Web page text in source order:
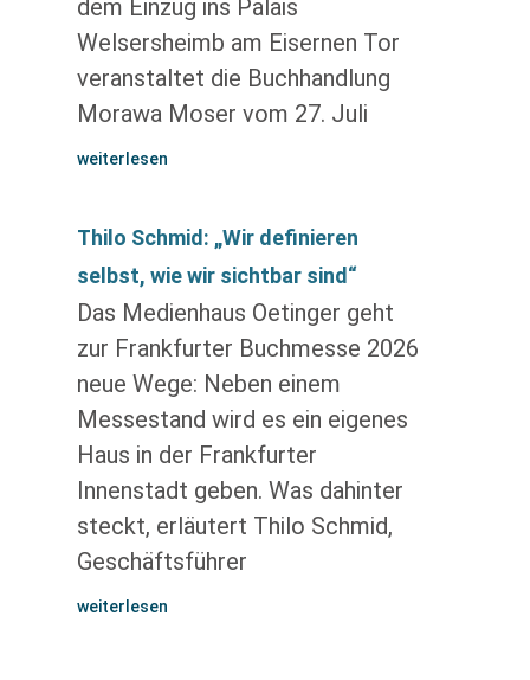
dem Einzug ins Palais
Welsersheimb am Eisernen Tor
veranstaltet die Buchhandlung
Morawa Moser vom 27. Juli
weiterlesen
Thilo Schmid: „Wir definieren
selbst, wie wir sichtbar sind“
Das Medienhaus Oetinger geht
zur Frankfurter Buchmesse 2026
neue Wege: Neben einem
Messestand wird es ein eigenes
Haus in der Frankfurter
Innenstadt geben. Was dahinter
steckt, erläutert Thilo Schmid,
Geschäftsführer
weiterlesen